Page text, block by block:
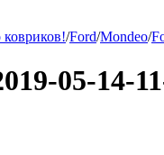
/Ford/Mondeo/
05-14-